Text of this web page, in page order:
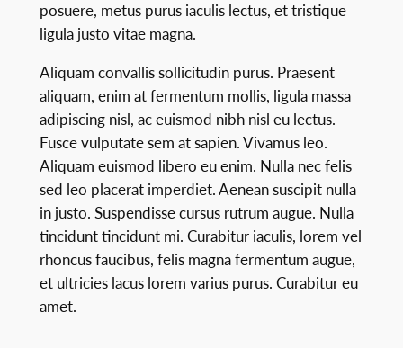
posuere, metus purus iaculis lectus, et tristique
ligula justo vitae magna.
Aliquam convallis sollicitudin purus. Praesent
aliquam, enim at fermentum mollis, ligula massa
adipiscing nisl, ac euismod nibh nisl eu lectus.
Fusce vulputate sem at sapien. Vivamus leo.
Aliquam euismod libero eu enim. Nulla nec felis
sed leo placerat imperdiet. Aenean suscipit nulla
in justo. Suspendisse cursus rutrum augue. Nulla
tincidunt tincidunt mi. Curabitur iaculis, lorem vel
rhoncus faucibus, felis magna fermentum augue,
et ultricies lacus lorem varius purus. Curabitur eu
amet.